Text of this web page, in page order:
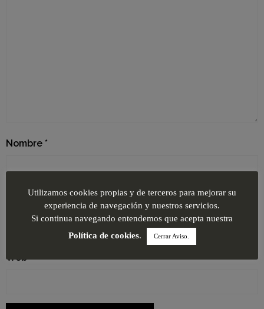
Nombre *
Correo electrónico
Web
Utilizamos cookies propias y de terceros para mejorar su
experiencia de navegación y nuestros servicios.
Si continua navegando entendemos que acepta nuestra
Política de cookies. Cerrar Aviso.